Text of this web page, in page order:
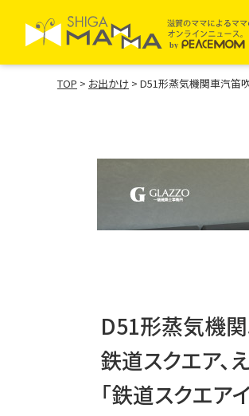
TOP > お出かけ > D51形蒸気機関車汽笛
D51形蒸気機
鉄道スクエア、
「鉄道スクエア